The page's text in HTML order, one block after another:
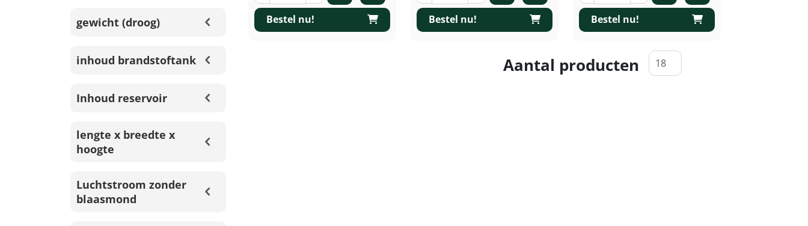
gewicht (droog)
inhoud brandstoftank
Inhoud reservoir
lengte x breedte x
hoogte
Luchtstroom zonder
blaasmond
Bestel nu! Bestel nu! Bestel nu!
Aantal producten